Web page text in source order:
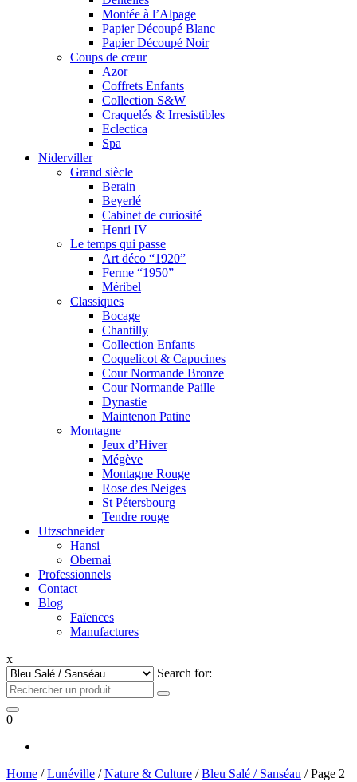
Montée à l’Alpage
Papier Découpé Blanc
Papier Découpé Noir
Coups de cœur
Azor
Coffrets Enfants
Collection S&W
Craquelés & Irresistibles
Eclectica
Spa
Niderviller
Grand siècle
Berain
Beyerlé
Cabinet de curiosité
Henri IV
Le temps qui passe
Art déco “1920”
Ferme “1950”
Méribel
Classiques
Bocage
Chantilly
Collection Enfants
Coquelicot & Capucines
Cour Normande Bronze
Cour Normande Paille
Dynastie
Maintenon Patine
Montagne
Jeux d’Hiver
Mégève
Montagne Rouge
Rose des Neiges
St Pétersbourg
Tendre rouge
Utzschneider
Hansi
Obernai
Professionnels
Contact
Blog
Faïences
Manufactures
x
Search for:
0
Home /Lunéville /Nature & Culture /Bleu Salé / Sanséau / Page 2